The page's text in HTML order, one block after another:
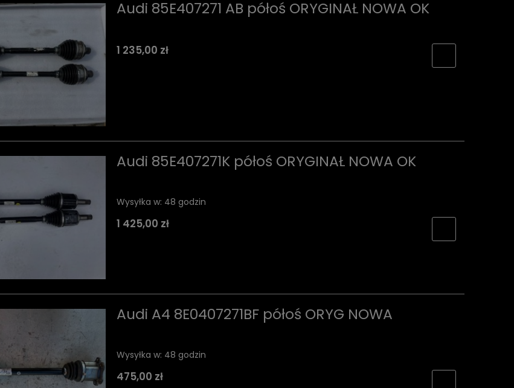
Audi 85E407271 AB półoś ORYGINAŁ NOWA OK
1 235,00 zł
Audi 85E407271K półoś ORYGINAŁ NOWA OK
Wysyłka w: 48 godzin
1 425,00 zł
Audi A4 8E0407271BF półoś ORYG NOWA
Wysyłka w: 48 godzin
475,00 zł